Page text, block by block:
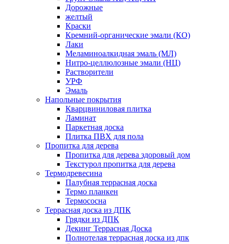
Дорожные
желтый
Краски
Кремний-органические эмали (КО)
Лаки
Меламиноалкидная эмаль (МЛ)
Нитро-целлюлозные эмали (НЦ)
Растворители
УРФ
Эмаль
Напольные покрытия
Кварцвиниловая плитка
Ламинат
Паркетная доска
Плитка ПВХ для пола
Пропитка для дерева
Пропитка для дерева здоровый дом
Текстурол пропитка для дерева
Термодревесина
Палубная террасная доска
Термо планкен
Термососна
Террасная доска из ДПК
Грядки из ДПК
Декинг Террасная Доска
Полнотелая террасная доска из дпк